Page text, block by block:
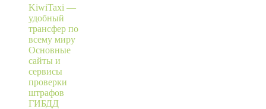
KiwiTaxi —
удобный
трансфер по
всему миру
Основные
сайты и
сервисы
проверки
штрафов
ГИБДД